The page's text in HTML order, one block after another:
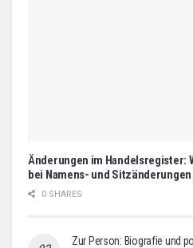
Änderungen im Handelsregister:
bei Namens- und
0 SHARES
Zur Person: Biografie und